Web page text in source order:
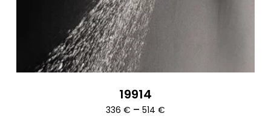
19914
336 € – 514 €Ártartomány: